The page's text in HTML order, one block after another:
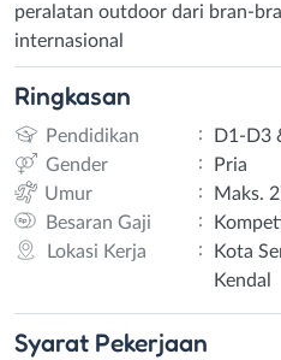
peralatan outdoor dari bran-
internasional
Ringkasan
Pendidikan :
D1-D3
Gender
:
Pria
Umur
:
Maks.
Besaran Gaji
:
Lokasi Kerja
:
Kota
Kendal
Syarat Pekerjaan